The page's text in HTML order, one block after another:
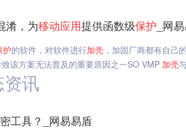
淆，为移动应用提供函数级保护 _网
护的软件，对软件进行加壳 ，加固厂商都有自己
该方案无法普及的重要原因之一SO VMP 加壳
讯
工具？_网易易盾